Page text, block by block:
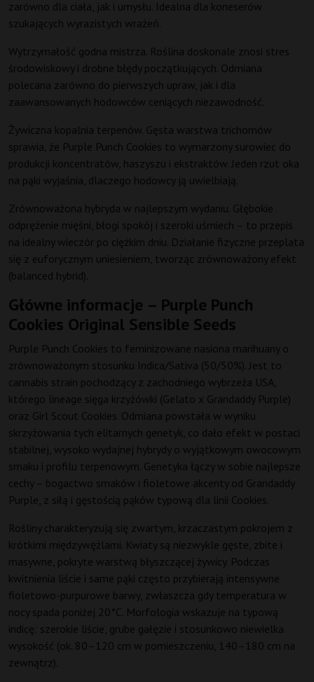
zarówno dla ciała, jak i umysłu. Idealna dla koneserów
szukających wyrazistych wrażeń.
Wytrzymałość godna mistrza. Roślina doskonale znosi stres
środowiskowy i drobne błędy początkujących. Odmiana
polecana zarówno do pierwszych upraw, jak i dla
zaawansowanych hodowców ceniących niezawodność.
Żywiczna kopalnia terpenów. Gęsta warstwa trichomów
sprawia, że Purple Punch Cookies to wymarzony surowiec do
produkcji koncentratów, haszyszu i ekstraktów. Jeden rzut oka
na pąki wyjaśnia, dlaczego hodowcy ją uwielbiają.
Zrównoważona hybryda w najlepszym wydaniu. Głębokie
odprężenie mięśni, błogi spokój i szeroki uśmiech – to przepis
na idealny wieczór po ciężkim dniu. Działanie fizyczne przeplata
się z euforycznym uniesieniem, tworząc zrównoważony efekt
(balanced hybrid).
Główne informacje – Purple Punch
Cookies Original Sensible Seeds
Purple Punch Cookies to feminizowane nasiona marihuany o
zrównoważonym stosunku Indica/Sativa (50/50%). Jest to
cannabis strain pochodzący z zachodniego wybrzeża USA,
którego lineage sięga krzyżówki (Gelato x Grandaddy Purple)
oraz Girl Scout Cookies. Odmiana powstała w wyniku
skrzyżowania tych elitarnych genetyk, co dało efekt w postaci
stabilnej, wysoko wydajnej hybrydy o wyjątkowym owocowym
smaku i profilu terpenowym. Genetyka łączy w sobie najlepsze
cechy – bogactwo smaków i fioletowe akcenty od Grandaddy
Purple, z siłą i gęstością pąków typową dla linii Cookies.
Rośliny charakteryzują się zwartym, krzaczastym pokrojem z
krótkimi międzywęźlami. Kwiaty są niezwykle gęste, zbite i
masywne, pokryte warstwą błyszczącej żywicy. Podczas
kwitnienia liście i same pąki często przybierają intensywne
fioletowo-purpurowe barwy, zwłaszcza gdy temperatura w
nocy spada poniżej 20°C. Morfologia wskazuje na typową
indicę: szerokie liście, grube gałęzie i stosunkowo niewielka
wysokość (ok. 80–120 cm w pomieszczeniu, 140–180 cm na
zewnątrz).